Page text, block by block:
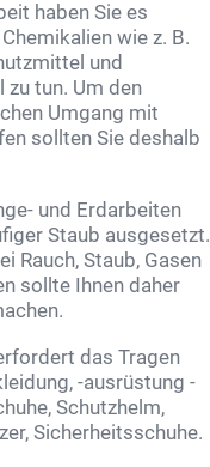
haben Sie es
wie z. B.
und
zu tun. Um den
Umgang mit
sollten Sie deshalb
und Erdarbeiten
Staub ausgesetzt.
Rauch, Staub, Gasen
sollte Ihnen daher
das Tragen
-ausrüstung -
Schutzhelm,
Sicherheitsschuhe.